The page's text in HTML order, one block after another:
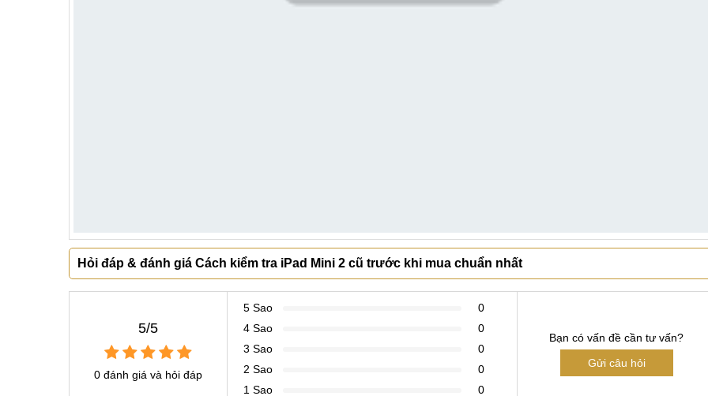
Hỏi đáp & đánh giá Cách kiểm tra iPad Mini 2 cũ trước khi mua chuẩn nhất
5/5
0 đánh giá và hỏi đáp
5 Sao
0
4 Sao
0
3 Sao
0
2 Sao
0
1 Sao
0
Bạn có vấn đề cần tư vấn?
Gửi câu hỏi